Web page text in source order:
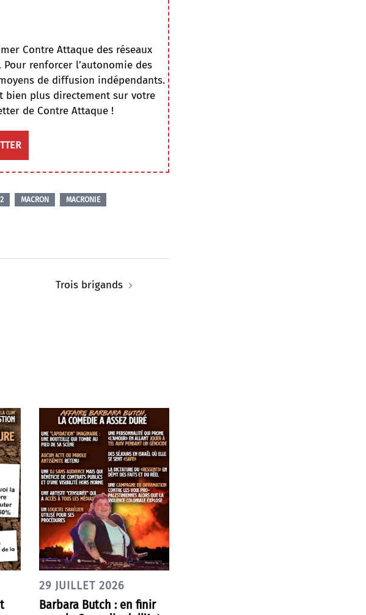
Contre Attaque des réseaux
renforcer l’autonomie des
de diffusion indépendants.
bien plus directement sur votre
de Contre Attaque !
MACRON
MACRONIE
Trois brigands
29 JUILLET 2026
Barbara Butch : en finir